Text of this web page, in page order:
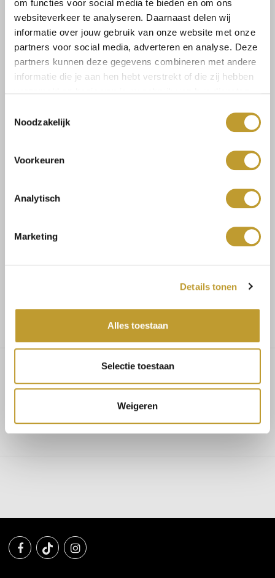
om functies voor social media te bieden en om ons
websiteverkeer te analyseren. Daarnaast delen wij
informatie over jouw gebruik van onze website met onze
partners voor social media, adverteren en analyse. Deze
partners kunnen deze gegevens combineren met andere
informatie die je aan hen hebt verstrekt of die zij hebben
Noodzakelijk
Voorkeuren
Analytisch
Marketing
Details tonen
Alles toestaan
Selectie toestaan
Weigeren
Select a size
Schnelle Lieferung
Dottie gilet sage green